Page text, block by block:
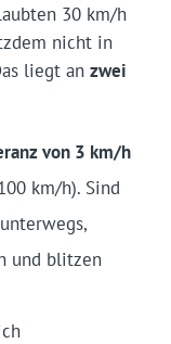
30 km/h
nicht in
liegt an zwei
von 3 km/h
km/h). Sind
und blitzen